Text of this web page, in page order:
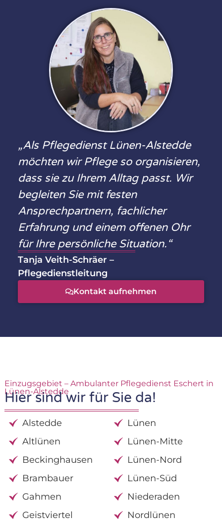
„Als Pflegedienst Lünen-Alstedde
möchten wir Pflege so organisieren,
dass sie zu Ihrem Alltag passt. Wir
begleiten Sie mit festen
Ansprechpartnern, fachlicher
Erfahrung und einem offenen Ohr
für Ihre persönliche Situation.“
Tanja Veith-Schräer –
Pflegedienstleitung
Kontakt aufnehmen
Einzugsgebiet – Ambulanter Pflegedienst Eschert in
Lünen-Alstedde
Hier sind wir für Sie da!
Alstedde
Altlünen
Beckinghausen
Brambauer
Gahmen
Geistviertel
Lünen
Lünen-Mitte
Lünen-Nord
Lünen-Süd
Niederaden
Nordlünen